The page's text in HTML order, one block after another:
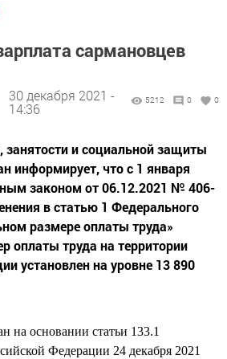
сармановцев
30 декабря 2021 -
14:36
5212 0 0
занятости и социальной защиты
информирует, что с 1 января
законом от 06.12.2021 № 406-
в статью 1 Федерального
размере оплаты труда»
оплаты труда на территории
установлен на уровне 13 890
на основании статьи 133.1
Федерации 24 декабря 2021